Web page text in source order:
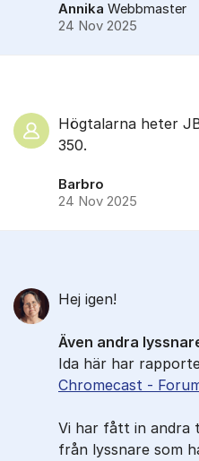
Annika Webbmaster
24 Nov 2025
Högtalarna heter
350.
Barbro
24 Nov 2025
Hej igen!
Även andra
Ida här har
Chromecast -
Vi har fått in andra
från lyssnare som